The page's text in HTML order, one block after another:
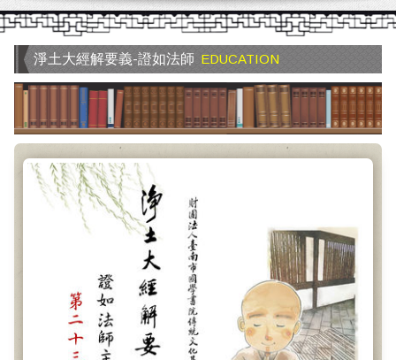
淨土大經解要義-證如法師 EDUCATION